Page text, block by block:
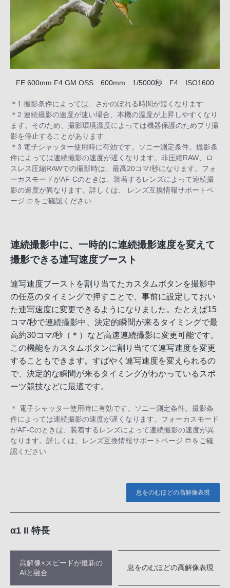
FE 600mm F4 GM OSS 600mm 1/5000秒 F4 ISO1600
＊1 撮影条件によっては、さかのぼれる時間が短くなります
＊2 連続撮影の速度が速い場合、本機の温度が上昇しやすくなり
ます。そのため、撮影環境温度によっては機器保護のためプリ撮
影を停止することがあります
＊3 電子シャッター使用時に有効です。ソニー測定条件。撮影条
件によっては連続撮影の速度が遅くなります。非圧縮RAW、ロ
スレス圧縮RAWでの撮影時は、最高20コマ/秒になります。フォ
ーカスモードがAF-Cのときは、装着するレンズによって連続撮
影の速度が異なります。詳しくは、
レンズ互換情報サポートペ
ージ
をご確認ください
連続撮影中に、一時的に連続撮影速度を変えて
撮影できる連写速度ブースト
連写速度ブーストを割り当てたカスタムボタンを撮影中
の任意のタイミングで押すことで、事前に設定しておい
た連写速度に変更できるようになりました。たとえば15
コマ/秒で連続撮影中、決定的瞬間が来るタイミングで最
高約30コマ/秒（＊）など高速連続撮影に変更可能です。
この機能をカスタムボタンに割り当てて連写速度を変更
することもできます。すばやく連写速度を変えられるの
で、決定的な瞬間が来るタイミングがわかっているスポ
ーツ競技などに最適です。
＊ 電子シャッター使用時に有効です。ソニー測定条件。撮影条
件によっては連続撮影の速度が遅くなります。フォーカスモード
がAF-Cのときは、装着するレンズによって連続撮影の速度が異
なります。詳しくは、
レンズ互換情報サポートページ
をご確
認ください
息をのむほどの高解像表現
α1 II 特長
高解像×スピードが最新の
AIと融合
息をのむほどの高解像表現